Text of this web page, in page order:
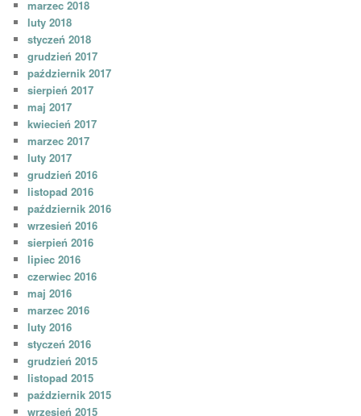
marzec 2018
luty 2018
styczeń 2018
grudzień 2017
październik 2017
sierpień 2017
maj 2017
kwiecień 2017
marzec 2017
luty 2017
grudzień 2016
listopad 2016
październik 2016
wrzesień 2016
sierpień 2016
lipiec 2016
czerwiec 2016
maj 2016
marzec 2016
luty 2016
styczeń 2016
grudzień 2015
listopad 2015
październik 2015
wrzesień 2015